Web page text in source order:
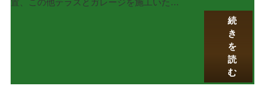
続
き
を
読
む